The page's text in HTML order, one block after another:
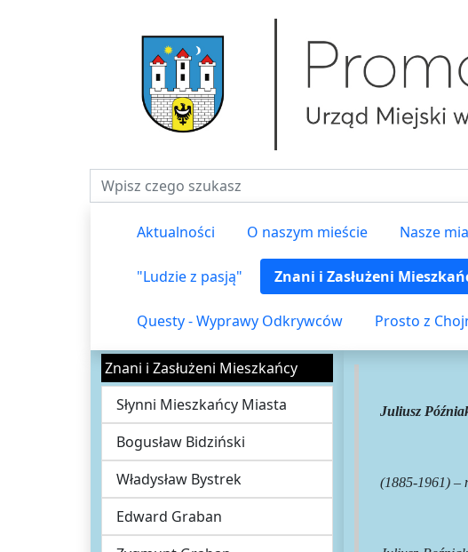
Fraza do wyszukiwania
Aktualności O naszym mieście Nasze
"Ludzie z pasją" Znani i Zasłużeni
Questy - Wyprawy Odkrywców Prosto z
Znani i Zasłużeni Mieszkańcy
Słynni Mieszkańcy Miasta
Bogusław Bidziński
Władysław Bystrek
Edward Graban
Juliusz
(1885-1961) –